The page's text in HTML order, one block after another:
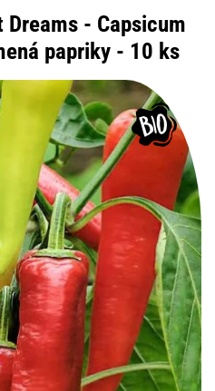
Dreams - Capsicum
papriky - 10 ks